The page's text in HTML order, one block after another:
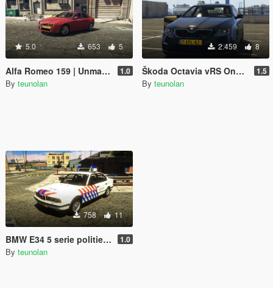
5.0 653 5
Alfa Romeo 159 | Unmarked Dutch Police Paintjob 1.0
By teunolan
2.459 8
Škoda Octavia vRS Onopvallend 1.5
By teunolan
758 11
BMW E34 5 serie politie // nederlands // dutch police // ELS 1.0
By teunolan